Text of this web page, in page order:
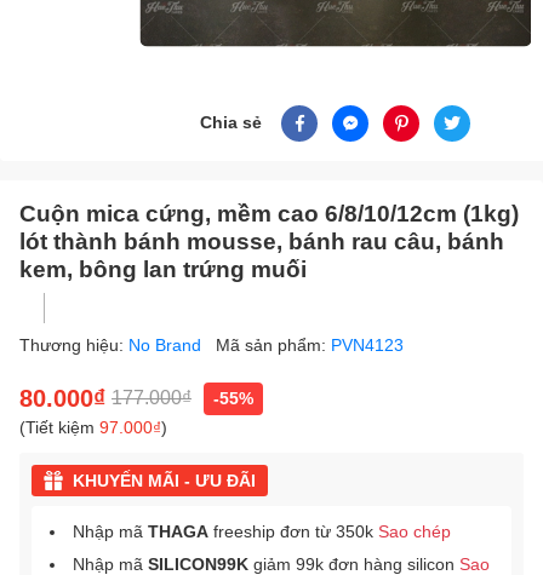
Chia sẻ
Cuộn mica cứng, mềm cao 6/8/10/12cm (1kg)
lót thành bánh mousse, bánh rau câu, bánh
kem, bông lan trứng muối
Thương hiệu: No Brand Mã sản phẩm: PVN4123
80.000₫ 177.000₫
-55%
(Tiết kiệm 97.000₫)
KHUYẾN MÃI - ƯU ĐÃI
Nhập mã THAGA freeship đơn từ 350k Sao chép
Nhập mã SILICON99K giảm 99k đơn hàng silicon Sao